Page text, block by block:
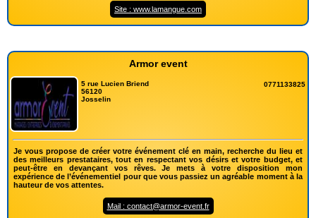
Site : www.lamangue.com
Armor event
5 rue Lucien Briend
56120
Josselin
0771133825
Je vous propose de créer votre événement clé en main, recherche du lieu et
des meilleurs prestataires, tout en respectant vos désirs et votre budget, et
peut-être en devançant vos rêves. Je mets à votre disposition mon
expérience de l’événementiel pour que vous passiez un agréable moment à la
hauteur de vos attentes.
Mail : contact@armor-event.fr